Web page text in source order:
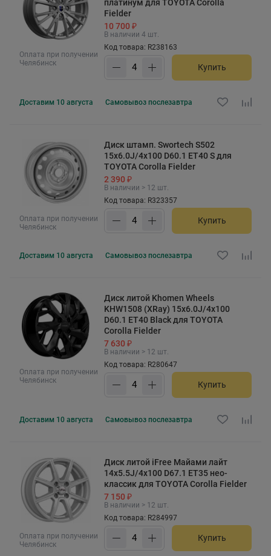
Оплата при получении
Челябинск
платинум для TOYOTA Corolla
Fielder
10 700 ₽
В наличии 4 шт.
Код товара: R238163
Купить
Доставим 10 августа Самовывоз послезавтра
Оплата при получении
Челябинск
Диск штамп. Swortech S502
15x6.0J/4x100 D60.1 ET40 S для
TOYOTA Corolla Fielder
2 390 ₽
В наличии > 12 шт.
Код товара: R323357
Купить
Доставим 10 августа Самовывоз послезавтра
Оплата при получении
Челябинск
Диск литой Khomen Wheels
KHW1508 (XRay) 15x6.0J/4x100
D60.1 ET40 Black для TOYOTA
Corolla Fielder
7 630 ₽
В наличии > 12 шт.
Код товара: R280647
Купить
Доставим 10 августа Самовывоз послезавтра
Оплата при получении
Челябинск
Диск литой iFree Майами лайт
14x5.5J/4x100 D67.1 ET35 нео-
классик для TOYOTA Corolla Fielder
7 150 ₽
В наличии > 12 шт.
Код товара: R284997
Купить